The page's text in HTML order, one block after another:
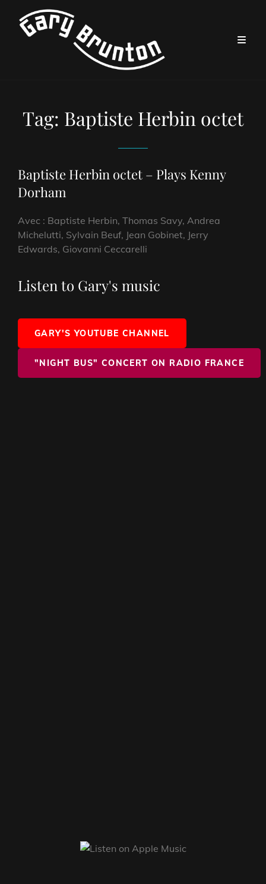
Tag: Baptiste Herbin octet
Baptiste Herbin octet – Plays Kenny
Dorham
Avec : Baptiste Herbin, Thomas Savy, Andrea
Michelutti, Sylvain Beuf, Jean Gobinet, Jerry
Edwards, Giovanni Ceccarelli
Listen to Gary's music
GARY'S YOUTUBE CHANNEL
"NIGHT BUS" CONCERT ON RADIO FRANCE